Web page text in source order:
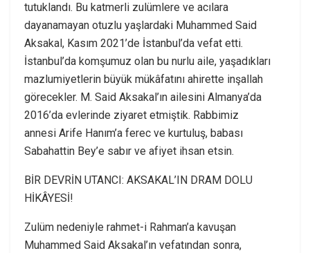
tutuklandı. Bu katmerli zulümlere ve acılara
dayanamayan otuzlu yaşlardaki Muhammed Said
Aksakal, Kasım 2021’de İstanbul’da vefat etti.
İstanbul’da komşumuz olan bu nurlu aile, yaşadıkları
mazlumiyetlerin büyük mükâfatını ahirette inşallah
görecekler. M. Said Aksakal’ın ailesini Almanya’da
2016’da evlerinde ziyaret etmiştik. Rabbimiz
annesi Arife Hanım’a ferec ve kurtuluş, babası
Sabahattin Bey’e sabır ve afiyet ihsan etsin.
BİR DEVRİN UTANCI: AKSAKAL’IN DRAM DOLU
HİKÂYESİ!
Zulüm nedeniyle rahmet-i Rahman’a kavuşan
Muhammed Said Aksakal’ın vefatından sonra,